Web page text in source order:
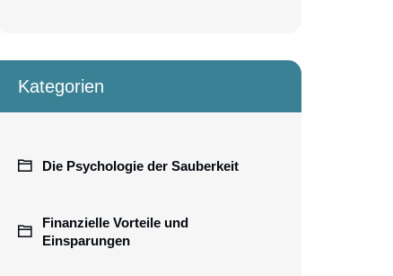
Kategorien
Die Psychologie der Sauberkeit
Finanzielle Vorteile und
Einsparungen